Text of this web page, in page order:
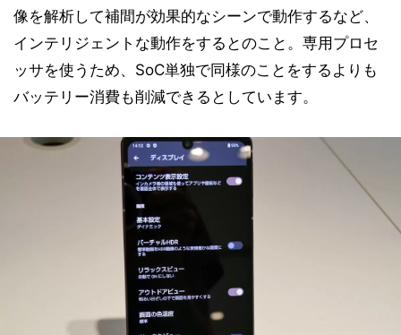
像を解析して補間が効果的なシーンで動作するなど、
インテリジェントな動作をするとのこと。専用プロセ
ッサを使うため、SoC単独で同様のことをするよりも
バッテリー消費も削減できるとしています。